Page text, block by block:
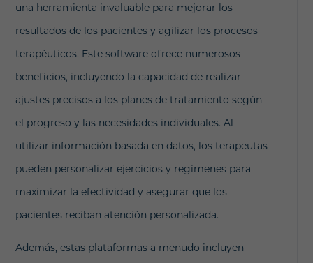
una herramienta invaluable para mejorar los
resultados de los pacientes y agilizar los procesos
terapéuticos. Este software ofrece numerosos
beneficios, incluyendo la capacidad de realizar
ajustes precisos a los planes de tratamiento según
el progreso y las necesidades individuales. Al
utilizar información basada en datos, los terapeutas
pueden personalizar ejercicios y regímenes para
maximizar la efectividad y asegurar que los
pacientes reciban atención personalizada.
Además, estas plataformas a menudo incluyen